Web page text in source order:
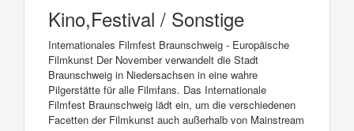
Kino,Festival / Sonstige
Internationales Filmfest Braunschweig - Europäische
Filmkunst Der November verwandelt die Stadt
Braunschweig in Niedersachsen in eine wahre
Pilgerstätte für alle Filmfans. Das Internationale
Filmfest Braunschweig lädt ein, um die verschiedenen
Facetten der Filmkunst auch außerhalb von Mainstream